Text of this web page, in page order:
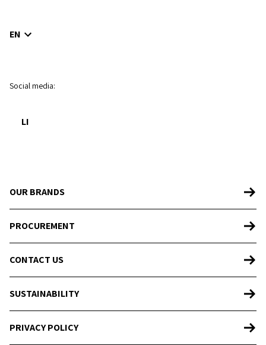
EN
Social media:
LI
OUR BRANDS
PROCUREMENT
CONTACT US
SUSTAINABILITY
PRIVACY POLICY